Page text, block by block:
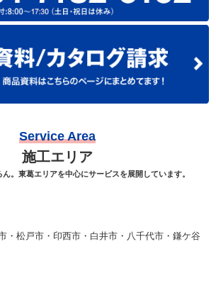
Service Area
施工エリア
。東葛エリアを中心にサービスを展開しています。
・松戸市・印西市・白井市・八千代市・鎌ケ谷